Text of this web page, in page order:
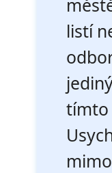
listí
tímto